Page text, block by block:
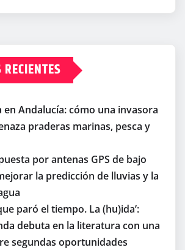
en Andalucía: cómo una invasora
praderas marinas, pesca y
por antenas GPS de bajo
la predicción de lluvias y la
paró el tiempo. La (hu)ida’:
debuta en la literatura con una
segundas oportunidades